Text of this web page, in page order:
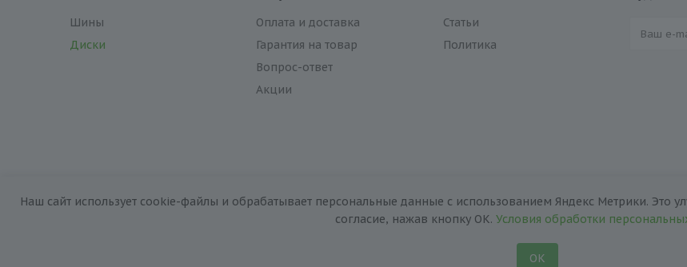
Шины
Диски
Оплата и доставка
Гарантия на товар
Вопрос-ответ
Акции
Статьи
Политика
Наш сайт использует cookie-файлы и обрабатывает персональные данные с использованием Яндекс Метрики. Это
согласие, нажав кнопку ОК. Условия обработки
ОК